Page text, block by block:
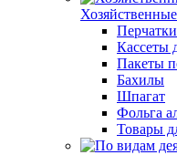
Перчатки
Кассеты
Пакеты
Бахилы
Шпагат
Фольга
Товары